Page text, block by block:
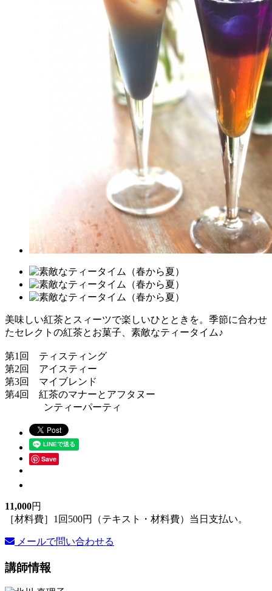
美味しい紅茶とスィーツで楽しいひとときを。季節に合わせ
たセレクトの紅茶とお菓子、素敵なティータイム♪
第1回 ティスティング
第2回 アイスティー
第3回 マイブレンド
第4回 紅茶のマナーとアフタヌー
ンティーパーティ
Save
11,000円
［材料費］1回500円（テキスト・材料費）当日支払い。
メールで問い合わせる
講師情報